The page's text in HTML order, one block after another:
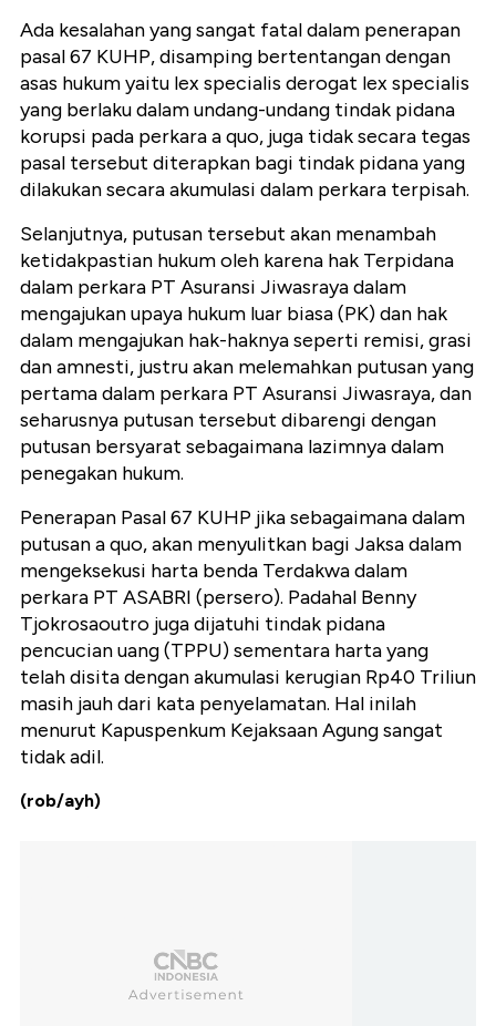
Ada kesalahan yang sangat fatal dalam penerapan
pasal 67 KUHP, disamping bertentangan dengan
asas hukum yaitu lex specialis derogat lex specialis
yang berlaku dalam undang-undang tindak pidana
korupsi pada perkara a quo, juga tidak secara tegas
pasal tersebut diterapkan bagi tindak pidana yang
dilakukan secara akumulasi dalam perkara terpisah.
Selanjutnya, putusan tersebut akan menambah
ketidakpastian hukum oleh karena hak Terpidana
dalam perkara PT Asuransi Jiwasraya dalam
mengajukan upaya hukum luar biasa (PK) dan hak
dalam mengajukan hak-haknya seperti remisi, grasi
dan amnesti, justru akan melemahkan putusan yang
pertama dalam perkara PT Asuransi Jiwasraya, dan
seharusnya putusan tersebut dibarengi dengan
putusan bersyarat sebagaimana lazimnya dalam
penegakan hukum.
Penerapan Pasal 67 KUHP jika sebagaimana dalam
putusan a quo, akan menyulitkan bagi Jaksa dalam
mengeksekusi harta benda Terdakwa dalam
perkara PT ASABRI (persero). Padahal Benny
Tjokrosaoutro juga dijatuhi tindak pidana
pencucian uang (TPPU) sementara harta yang
telah disita dengan akumulasi kerugian Rp40 Triliun
masih jauh dari kata penyelamatan. Hal inilah
menurut Kapuspenkum Kejaksaan Agung sangat
tidak adil.
(rob/ayh)